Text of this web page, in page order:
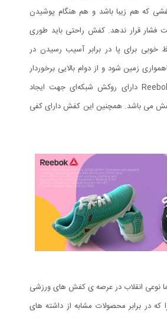
که هم زیبا باشد و هم هنگام پوشیدن
فشار قرار ندهد. کفش راحتی باید طوری
خوبی برای پا در برابر آسیب رسیدن در
زمین شود و از دوام بالایی برخوردار
باشد. کفش راحتی Reebok دارای روکش شبکه‌ای جهت ایجاد
می باشد. همچنین این کفش دارای کفی
انقلاب در عرصه ی کفش های ورزشی
در برابر محصولات مشابه از داشته های